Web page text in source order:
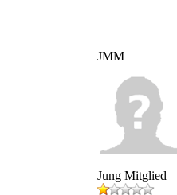
JMM
Jung Mitglied